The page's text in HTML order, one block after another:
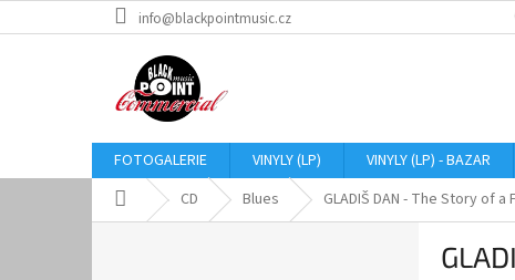
na
info@blackpointmusic.cz
FOTOGALERIE VINYLY (LP) VINYLY (LP) - BAZAR
Domů CD Blues GLADIŠ DAN - The Story of a